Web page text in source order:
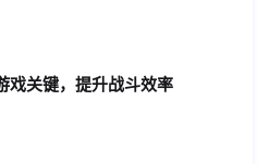
戏关键，提升战斗效率